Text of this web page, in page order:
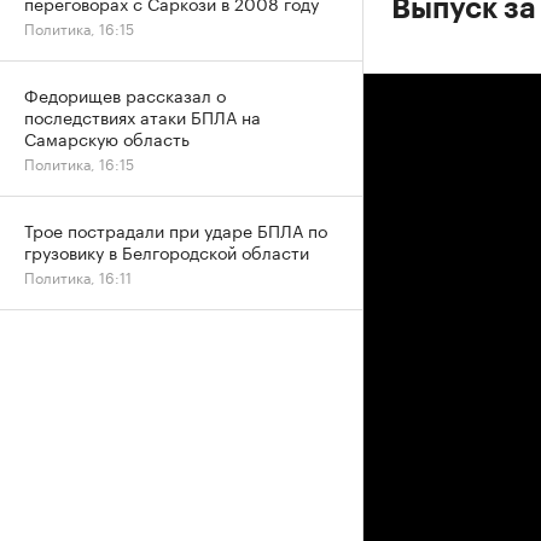
Выпуск
Политика, 16:15
Федорищев рассказал о
последствиях атаки БПЛА на
Самарскую область
Политика, 16:15
Трое пострадали при ударе БПЛА по
грузовику в Белгородской области
Политика, 16:11